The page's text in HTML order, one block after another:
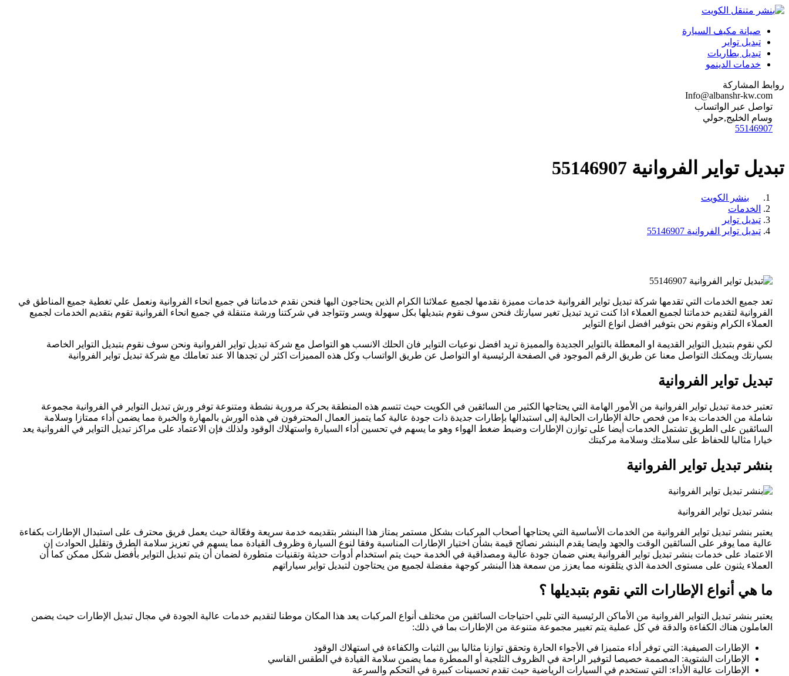
صيانة مكيف السيارة
تبديل تواير
تبديل بطاريات
خدمات الدينمو
روابط المشاركة
Info@albanshr-kw.com
تواصل عبر الواتساب
وسام الخليج,حولي
55146907
تبديل تواير الفروانية 55146907
بنشر الكويت
الخدمات
تبديل تواير
تبديل تواير الفروانية 55146907
تعد جميع الخدمات التي تقدمها شركة تبديل تواير الفروانية خدمات مميزة نقدمها لجميع عملائنا الكرام الذين يحتاجون اليها فنحن نقدم خدماتنا في جميع انحاء الفروانية ونعمل علي تغطية جميع المناطق في
الفروانية لتقديم خدماتنا لجميع العملاء اذا كنت تريد تبديل تغير سيارتك فنحن سوف نقوم بتبديلها بكل سهولة ويسر وتتواجد في شركتنا ورشة متنقلة في جميع انحاء الفروانية تقوم بتقديم الخدمات لجميع
العملاء الكرام ونقوم نحن بتوفير افضل انواع التواير
لكي نقوم بتبديل التواير القديمة او المعطلة بالتواير الجديدة والمميزة تريد افضل نوعيات التواير فان الحلك الانسب هو التواصل مع شركة تبديل تواير الفروانية ونحن سوف نقوم بتبديل التواير الخاصة
بسيارتك ويمكنك التواصل معنا عن طريق الرقم الموجود في الصفحة الرئيسية او التواصل عن طريق الواتساب وكل هذه المميزات اكثر لن تجدها الا عند تعاملك مع شركة تبديل تواير الفروانية
تبديل تواير الفروانية
تعتبر خدمة تبديل تواير الفروانية من الأمور الهامة التي يحتاجها الكثير من السائقين في الكويت حيث تتسم هذه المنطقة بحركة مرورية نشطة ومتنوعة توفر ورش تبديل التواير في الفروانية مجموعة
شاملة من الخدمات بدءا من فحص حالة الإطارات الحالية إلى استبدالها بإطارات جديدة ذات جودة عالية كما يتميز العمال المحترفون في هذه الورش بالمهارة والخبرة مما يضمن أداء ممتازا وسلامة
السائقين على الطريق تشتمل الخدمات أيضا على توازن الإطارات وضبط ضغط الهواء وهو ما يسهم في تحسين أداء السيارة واستهلاك الوقود ولذلك فإن الاعتماد على مراكز تبديل التواير في الفروانية يعد
خيارا مثاليا للحفاظ على سلامتك وسلامة مركبتك
بنشر تبديل تواير الفروانية
بنشر تبديل تواير الفروانية
يعتبر بنشر تبديل تواير الفروانية من الخدمات الأساسية التي يحتاجها أصحاب المركبات بشكل مستمر يمتاز هذا البنشر بتقديمه خدمة سريعة وفعّالة حيث يعمل فريق محترف على استبدال الإطارات بكفاءة
عالية مما يوفر على السائقين الوقت والجهد وايضا يقدم البنشر نصائح قيمة بشأن اختيار الإطارات المناسبة وفقا لنوع السيارة وظروف القيادة مما يسهم في تعزيز سلامة الطرق وتقليل الحوادث إن
الاعتماد على خدمات بنشر تبديل تواير الفروانية يعني ضمان جودة عالية ومصداقية في الخدمة حيث يتم استخدام أدوات حديثة وتقنيات متطورة لضمان أن يتم تبديل التواير بأفضل شكل ممكن كما أن
العملاء يثنون على مستوى الخدمة الذي يتلقونه مما يعزز من سمعة هذا البنشر كوجهة مفضلة لجميع من يحتاجون لتبديل تواير سياراتهم
ما هي أنواع الإطارات التي نقوم بتبديلها ؟
يعتبر بنشر تبديل التواير الفروانية من الأماكن الرئيسية التي تلبي احتياجات السائقين من مختلف أنواع المركبات يعد هذا المكان موطنا لتقديم خدمات عالية الجودة في مجال تبديل الإطارات حيث يضمن
العاملون هناك الكفاءة والدقة في كل عملية يتم تغيير مجموعة متنوعة من الإطارات بما في ذلك:
الإطارات الصيفية: التي توفر أداء متميزا في الأجواء الحارة وتحقق توازنا مثاليا بين الثبات والكفاءة في استهلاك الوقود
الإطارات الشتوية: المصممة خصيصا لتوفير الراحة في الظروف الثلجية أو الممطرة مما يضمن سلامة القيادة في الطقس القاسي
الإطارات عالية الأداء: التي تستخدم في السيارات الرياضية حيث تقدم تحسينات كبيرة في التحكم والسرعة